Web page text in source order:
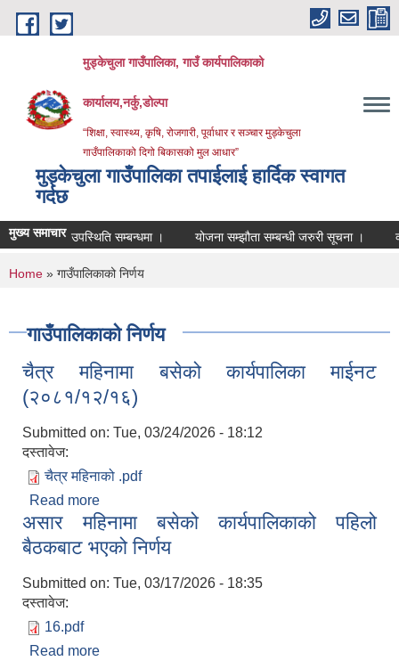
Skip to main content
मुड्केचुला गाउँपालिका, गाउँ कार्यपालिकाको
कार्यालय,नर्कु,डोल्पा
“शिक्षा, स्वास्थ्य, कृषि, रोजगारी, पूर्वाधार र सञ्चार मुड्केचुला
गाउँपालिकाको दिगो बिकासको मुल आधार”
मुड्केचुला गाउँपालिका तपाईलाई हार्दिक स्वागत
गर्दछ
मुख्य समाचार
उपस्थिति सम्बन्धमा । योजना सम्झौता सम्बन्धी जरुरी सूचना । व्यवशाय
You are here
Home » गाउँपालिकाको निर्णय
गाउँपालिकाको निर्णय
चैत्र महिनामा बसेको कार्यपालिका माईनट
(२०८१/१२/१६)
Submitted on: Tue, 03/24/2026 - 18:12
दस्तावेज:
चैत्र महिनाको .pdf
Read more
(२०८१/१२/१६)
असार महिनामा बसेको कार्यपालिकाको पहिलो
बैठकबाट भएको निर्णय
Submitted on: Tue, 03/17/2026 - 18:35
दस्तावेज:
16.pdf
Read more